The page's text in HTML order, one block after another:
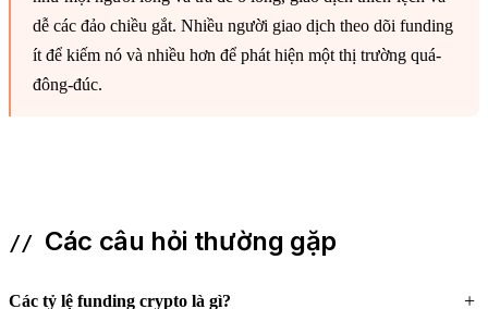
dễ các đảo chiều gắt. Nhiều người giao dịch theo dõi funding
ít để kiếm nó và nhiều hơn để phát hiện một thị trường quá-
đông-đúc.
Các câu hỏi thường gặp
Các tỷ lệ funding crypto là gì?